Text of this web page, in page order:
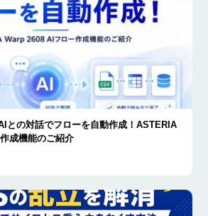
との対話でフローを自動作成！ASTERIA
成機能のご紹介